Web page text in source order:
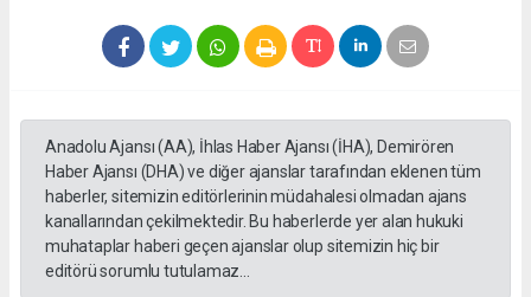
Anadolu Ajansı (AA), İhlas Haber Ajansı (İHA), Demirören
Haber Ajansı (DHA) ve diğer ajanslar tarafından eklenen tüm
haberler, sitemizin editörlerinin müdahalesi olmadan ajans
kanallarından çekilmektedir. Bu haberlerde yer alan hukuki
muhataplar haberi geçen ajanslar olup sitemizin hiç bir
editörü sorumlu tutulamaz...